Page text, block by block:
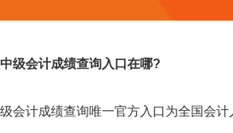
级会计成绩查询入口在哪?
计成绩查询唯一官方入口为全国会计